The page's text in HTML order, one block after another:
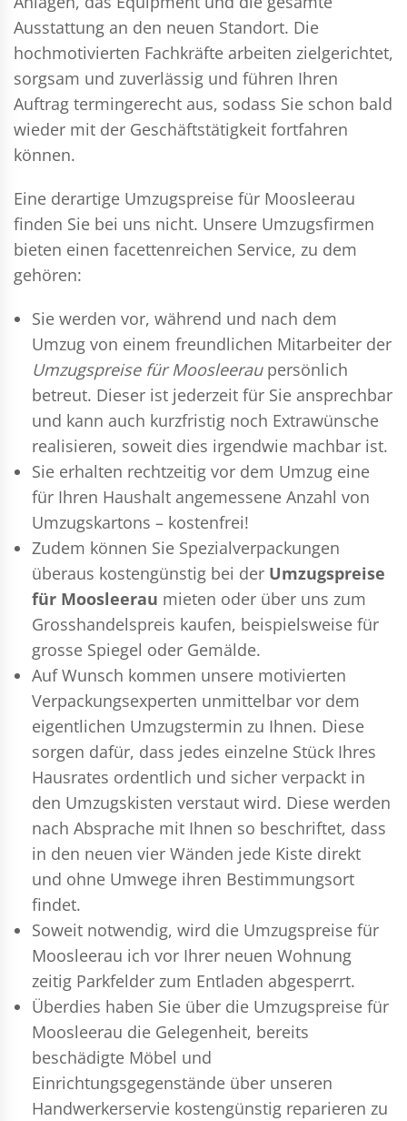
Ausstattung an den neuen Standort. Die
hochmotivierten Fachkräfte arbeiten zielgerichtet,
sorgsam und zuverlässig und führen Ihren
Auftrag termingerecht aus, sodass Sie schon bald
wieder mit der Geschäftstätigkeit fortfahren
können.
Eine derartige Umzugspreise für Moosleerau
finden Sie bei uns nicht. Unsere Umzugsfirmen
bieten einen facettenreichen Service, zu dem
gehören:
Sie werden vor, während und nach dem
Umzug von einem freundlichen Mitarbeiter der
Umzugspreise für Moosleeraupersönlich
betreut. Dieser ist jederzeit für Sie ansprechbar
und kann auch kurzfristig noch Extrawünsche
realisieren, soweit dies irgendwie machbar ist.
Sie erhalten rechtzeitig vor dem Umzug eine
für Ihren Haushalt angemessene Anzahl von
Umzugskartons – kostenfrei!
Zudem können Sie Spezialverpackungen
überaus kostengünstig bei der Umzugspreise
für Moosleerau mieten oder über uns zum
Grosshandelspreis kaufen, beispielsweise für
grosse Spiegel oder Gemälde.
Auf Wunsch kommen unsere motivierten
Verpackungsexperten unmittelbar vor dem
eigentlichen Umzugstermin zu Ihnen. Diese
sorgen dafür, dass jedes einzelne Stück Ihres
Hausrates ordentlich und sicher verpackt in
den Umzugskisten verstaut wird. Diese werden
nach Absprache mit Ihnen so beschriftet, dass
in den neuen vier Wänden jede Kiste direkt
und ohne Umwege ihren Bestimmungsort
findet.
Soweit notwendig, wird die Umzugspreise für
Moosleerau ich vor Ihrer neuen Wohnung
zeitig Parkfelder zum Entladen abgesperrt.
Überdies haben Sie über die Umzugspreise für
Moosleerau die Gelegenheit, bereits
beschädigte Möbel und
Einrichtungsgegenstände über unseren
Handwerkerservie kostengünstig reparieren zu